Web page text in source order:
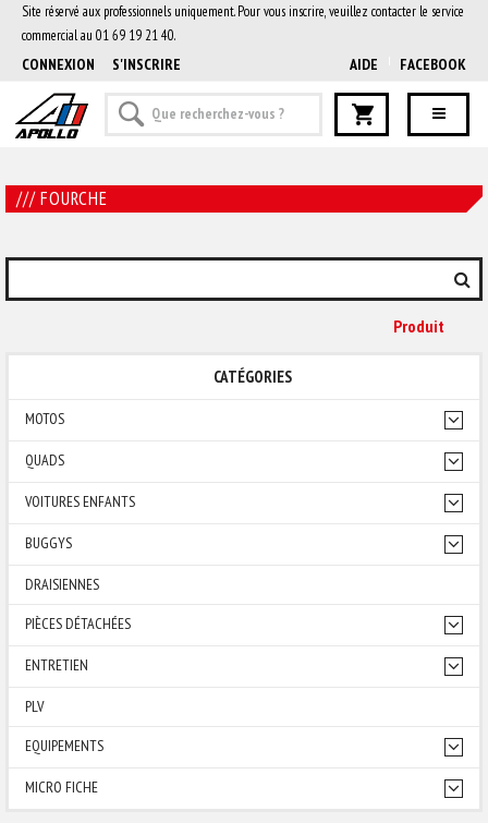
Site réservé aux professionnels uniquement. Pour vous inscrire, veuillez contacter le service
commercial au 01 69 19 21 40.
CONNEXION S'INSCRIRE AIDE FACEBOOK
/// FOURCHE
Produit
CATÉGORIES
MOTOS
QUADS
VOITURES ENFANTS
BUGGYS
DRAISIENNES
PIÈCES DÉTACHÉES
ENTRETIEN
PLV
EQUIPEMENTS
MICRO FICHE